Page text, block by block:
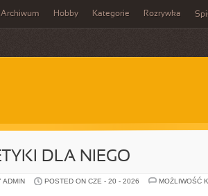
Archiwum Hobby Kategorie Rozrywka
DLA NIEGO
ADMIN POSTED ON CZE - 20 - 2026
MOŻLIWOŚĆ